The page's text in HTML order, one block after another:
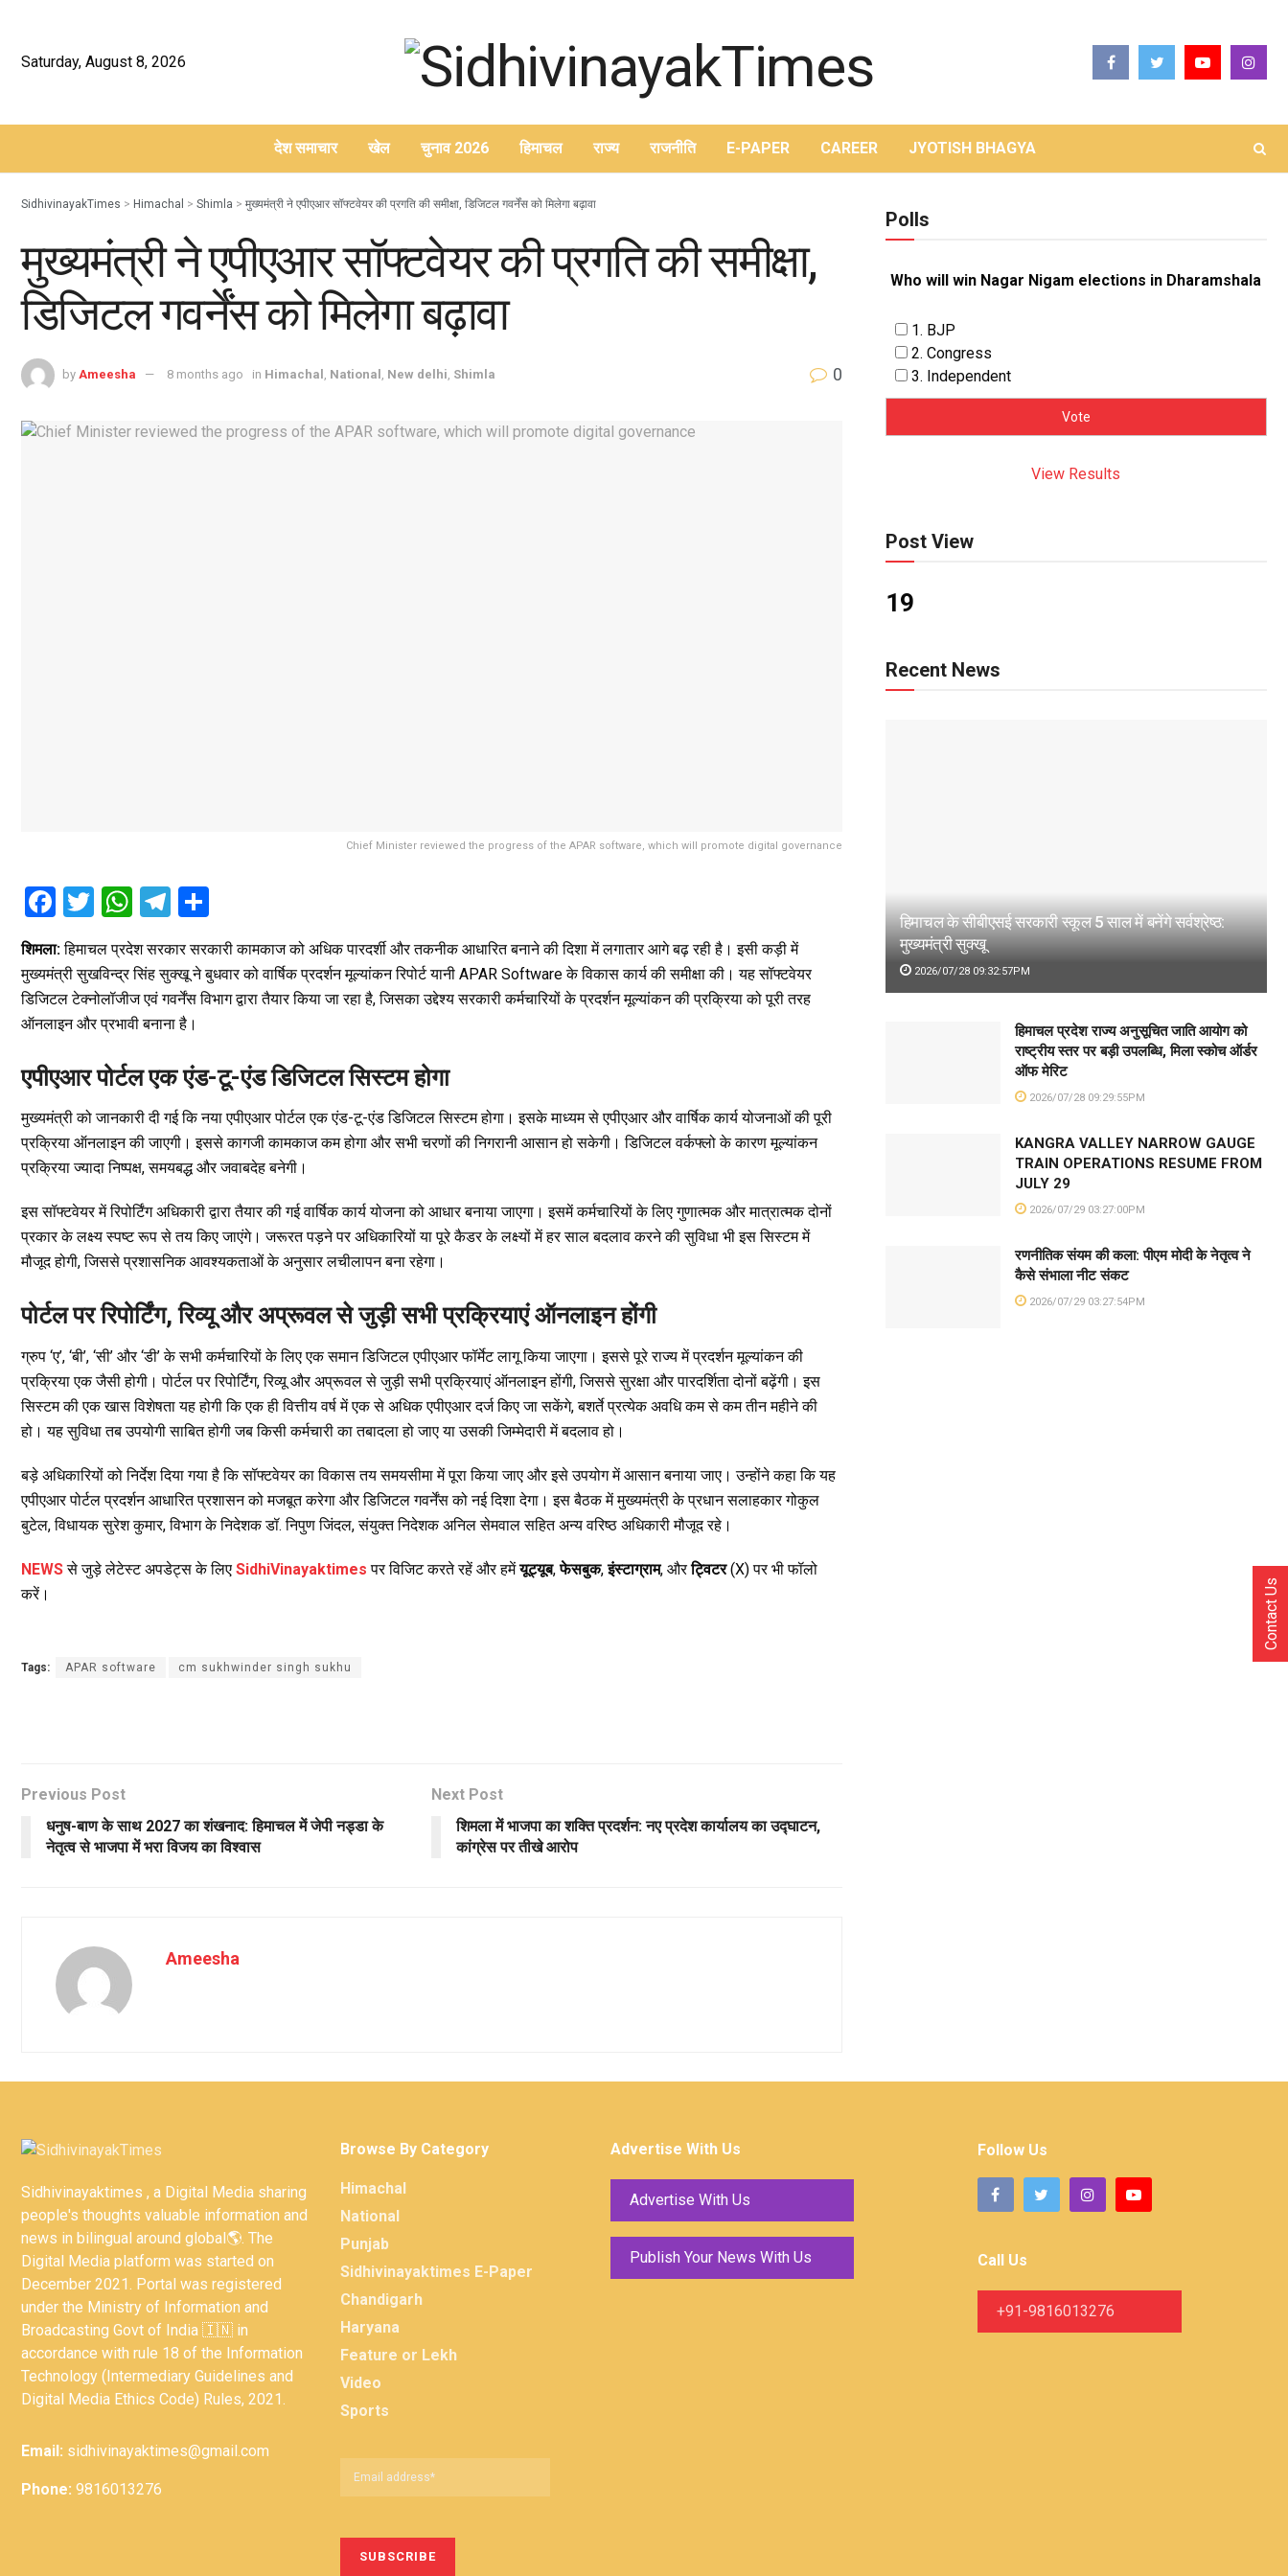
Saturday, August 8, 2026
देश समाचार खेल चुनाव 2026 हिमाचल राज्य राजनीति E-PAPER CAREER JYOTISH BHAGYA
SidhivinayakTimes > Himachal > Shimla > मुख्यमंत्री ने एपीएआर सॉफ्टवेयर की प्रगति की समीक्षा, डिजिटल गवर्नेंस को मिलेगा बढ़ावा
मुख्यमंत्री ने एपीएआर सॉफ्टवेयर की प्रगति की समीक्षा,
डिजिटल गवर्नेंस को मिलेगा बढ़ावा
by Ameesha 8 months ago in Himachal , National , New delhi, Shimla 0
Chief Minister reviewed the progress of the APAR software, which will promote digital governance
F
a
ce
b
o
k
T
tt
er
W
at
s
A
p
T
e
gr
a
ar
e
शिमला:हिमाचल प्रदेश सरकार सरकारी कामकाज को अधिक पारदर्शी और तकनीक आधारित बनाने की दिशा में लगातार आगे बढ़ रही है। इसी कड़ी में
मुख्यमंत्री सुखविन्द्र सिंह सुक्खू ने बुधवार को वार्षिक प्रदर्शन मूल्यांकन रिपोर्ट यानी APAR Software के विकास कार्य की समीक्षा की। यह सॉफ्टवेयर
डिजिटल टेक्नोलॉजीज एवं गवर्नेंस विभाग द्वारा तैयार किया जा रहा है, जिसका उद्देश्य सरकारी कर्मचारियों के प्रदर्शन मूल्यांकन की प्रक्रिया को पूरी तरह
ऑनलाइन और प्रभावी बनाना है।
एपीएआर पोर्टल एक एंड-टू-एंड डिजिटल सिस्टम होगा
मुख्यमंत्री को जानकारी दी गई कि नया एपीएआर पोर्टल एक एंड-टू-एंड डिजिटल सिस्टम होगा। इसके माध्यम से एपीएआर और वार्षिक कार्य योजनाओं की पूरी
प्रक्रिया ऑनलाइन की जाएगी। इससे कागजी कामकाज कम होगा और सभी चरणों की निगरानी आसान हो सकेगी। डिजिटल वर्कफ्लो के कारण मूल्यांकन
प्रक्रिया ज्यादा निष्पक्ष, समयबद्ध और जवाबदेह बनेगी।
इस सॉफ्टवेयर में रिपोर्टिंग अधिकारी द्वारा तैयार की गई वार्षिक कार्य योजना को आधार बनाया जाएगा। इसमें कर्मचारियों के लिए गुणात्मक और मात्रात्मक दोनों
प्रकार के लक्ष्य स्पष्ट रूप से तय किए जाएंगे। जरूरत पड़ने पर अधिकारियों या पूरे कैडर के लक्ष्यों में हर साल बदलाव करने की सुविधा भी इस सिस्टम में
मौजूद होगी, जिससे प्रशासनिक आवश्यकताओं के अनुसार लचीलापन बना रहेगा।
पोर्टल पर रिपोर्टिंग, रिव्यू और अप्रूवल से जुड़ी सभी प्रक्रियाएं ऑनलाइन होंगी
ग्रुप ‘ए’, ‘बी’, ‘सी’ और ‘डी’ के सभी कर्मचारियों के लिए एक समान डिजिटल एपीएआर फॉर्मेट लागू किया जाएगा। इससे पूरे राज्य में प्रदर्शन मूल्यांकन की
प्रक्रिया एक जैसी होगी। पोर्टल पर रिपोर्टिंग, रिव्यू और अप्रूवल से जुड़ी सभी प्रक्रियाएं ऑनलाइन होंगी, जिससे सुरक्षा और पारदर्शिता दोनों बढ़ेंगी। इस
सिस्टम की एक खास विशेषता यह होगी कि एक ही वित्तीय वर्ष में एक से अधिक एपीएआर दर्ज किए जा सकेंगे, बशर्ते प्रत्येक अवधि कम से कम तीन महीने की
हो। यह सुविधा तब उपयोगी साबित होगी जब किसी कर्मचारी का तबादला हो जाए या उसकी जिम्मेदारी में बदलाव हो।
बड़े अधिकारियों को निर्देश दिया गया है कि सॉफ्टवेयर का विकास तय समयसीमा में पूरा किया जाए और इसे उपयोग में आसान बनाया जाए। उन्होंने कहा कि यह
एपीएआर पोर्टल प्रदर्शन आधारित प्रशासन को मजबूत करेगा और डिजिटल गवर्नेंस को नई दिशा देगा। इस बैठक में मुख्यमंत्री के प्रधान सलाहकार गोकुल
बुटेल, विधायक सुरेश कुमार, विभाग के निदेशक डॉ. निपुण जिंदल, संयुक्त निदेशक अनिल सेमवाल सहित अन्य वरिष्ठ अधिकारी मौजूद रहे।
NEWSसे जुड़े लेटेस्ट अपडेट्स के लिए SidhiVinayaktimes पर विजिट करते रहें और हमेंयूट्यूब,फेसबुक,इंस्टाग्राम, औरट्विटर(X) पर भी फॉलो
करें।
Tags: APAR software cm sukhwinder singh sukhu
Previous Post
धनुष-बाण के साथ 2027 का शंखनाद: हिमाचल में जेपी नड्डा के
नेतृत्व से भाजपा में भरा विजय का विश्वास
Next Post
शिमला में भाजपा का शक्ति प्रदर्शन: नए प्रदेश कार्यालय का उद्घाटन,
कांग्रेस पर तीखे आरोप
Ameesha
Polls
Who will win Nagar Nigam elections in Dharamshala
1. BJP
2. Congress
3. Independent
View Results
Post View
19
Recent News
हिमाचल के सीबीएसई सरकारी स्कूल 5 साल में बनेंगे सर्वश्रेष्ठ:
मुख्यमंत्री सुक्खू
2026/07/28 09:32:57PM
हिमाचल प्रदेश राज्य अनुसूचित जाति आयोग को
राष्ट्रीय स्तर पर बड़ी उपलब्धि, मिला स्कोच ऑर्डर
ऑफ मेरिट
2026/07/28 09:29:55PM
KANGRA VALLEY NARROW GAUGE
TRAIN OPERATIONS RESUME FROM
JULY 29
2026/07/29 03:27:00PM
रणनीतिक संयम की कला: पीएम मोदी के नेतृत्व ने
कैसे संभाला नीट संकट
2026/07/29 03:27:54PM
Sidhivinayaktimes , a Digital Media sharing
people's thoughts valuable information and
news in bilingual around global🌎. The
Digital Media platform was started on
December 2021. Portal was registered
under the Ministry of Information and
Broadcasting Govt of India 🇮🇳 in
accordance with rule 18 of the Information
Technology (Intermediary Guidelines and
Digital Media Ethics Code) Rules, 2021.
Email: sidhivinayaktimes@gmail.com
Phone: 9816013276
Browse By Category
Himachal
National
Punjab
Sidhivinayaktimes E-Paper
Chandigarh
Haryana
Feature or Lekh
Video
Sports
Advertise With Us
Advertise With Us
Publish Your News With Us
Follow Us
Call Us
+91-9816013276
Contact Us